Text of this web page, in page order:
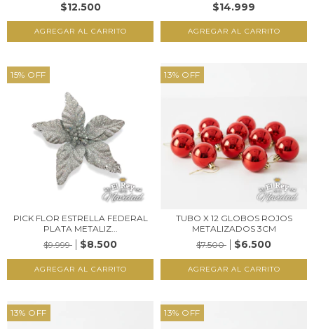
$12.500 $14.999
15% OFF
PICK FLOR ESTRELLA FEDERAL
PLATA METALIZ...
$9.999
$8.500
13% OFF
TUBO X 12 GLOBOS ROJOS
METALIZADOS 3CM
$7.500
$6.500
13% OFF 13% OFF